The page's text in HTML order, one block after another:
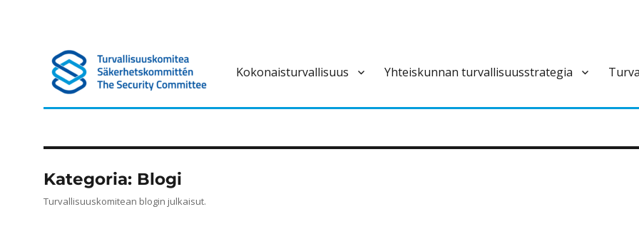
Turvallisuuskomitea on kokonaisturvallisuuteen liittyvä ennakoivan varautumisen pysyvä ja laajapohjainen yhteistoimintaelin.
Kokonaisturvallisuus Yhteiskunnan turvallisuusstrategia
Kategoria: Blogi
Turvallisuuskomitean blogin julkaisut.